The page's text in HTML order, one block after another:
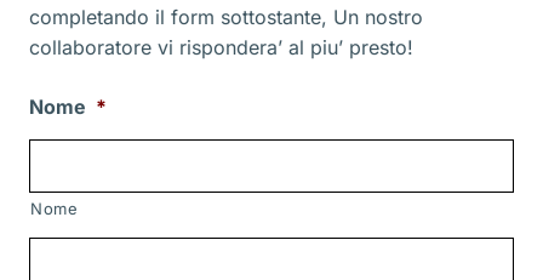
completando il form sottostante, Un nostro
collaboratore vi rispondera’ al piu’ presto!
Nome *
Nome